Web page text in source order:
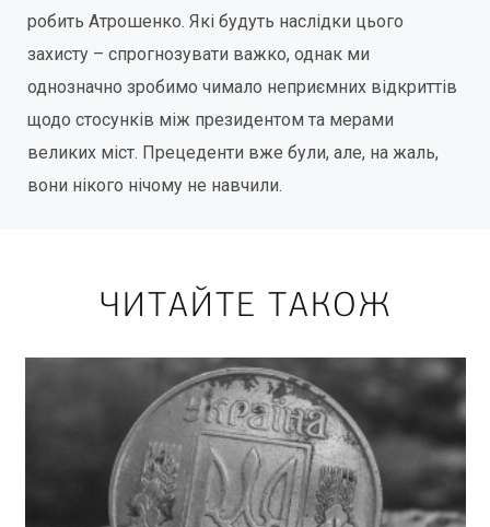
робить Атрошенко. Які будуть наслідки цього
захисту – спрогнозувати важко, однак ми
однозначно зробимо чимало неприємних відкриттів
щодо стосунків між президентом та мерами
великих міст. Прецеденти вже були, але, на жаль,
вони нікого нічому не навчили.
ЧИТАЙТЕ ТАКОЖ